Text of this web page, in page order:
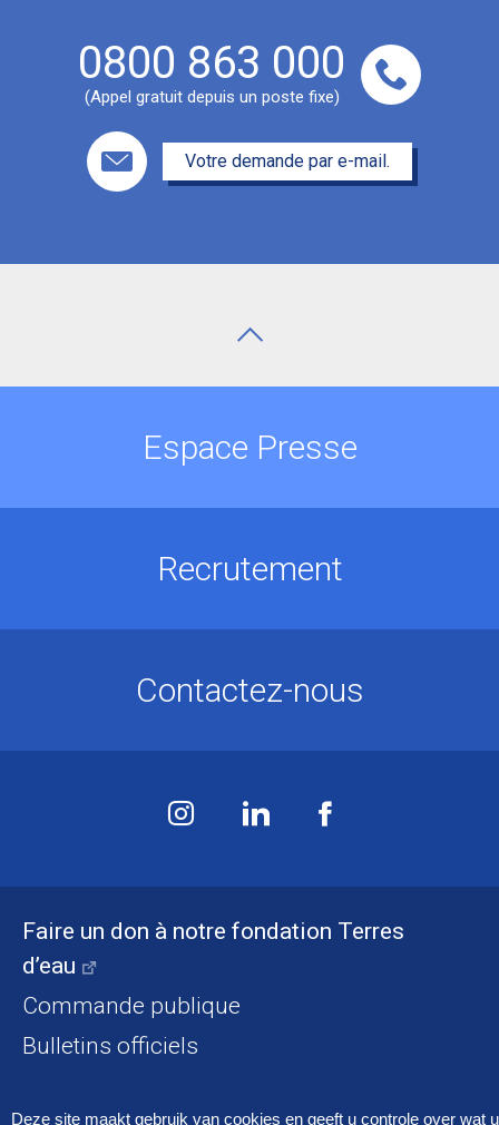
0800 863 000
(Appel gratuit depuis un poste fixe)
Votre demande par e-mail.
Faire un don à notre fondation Terres
d’eau
Commande publique
Bulletins officiels
Accessibilité Mentions légales
Espace Presse
Recrutement
Contactez-nous
Deze site maakt gebruik van cookies en geeft u controle over wat u